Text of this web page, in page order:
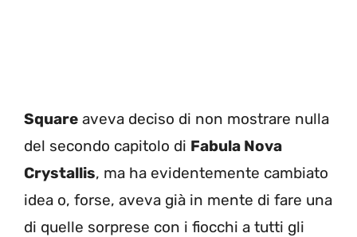
Square aveva deciso di non mostrare nulla
del secondo capitolo di Fabula Nova
Crystallis, ma ha evidentemente cambiato
idea o, forse, aveva già in mente di fare una
di quelle sorprese con i fiocchi a tutti gli